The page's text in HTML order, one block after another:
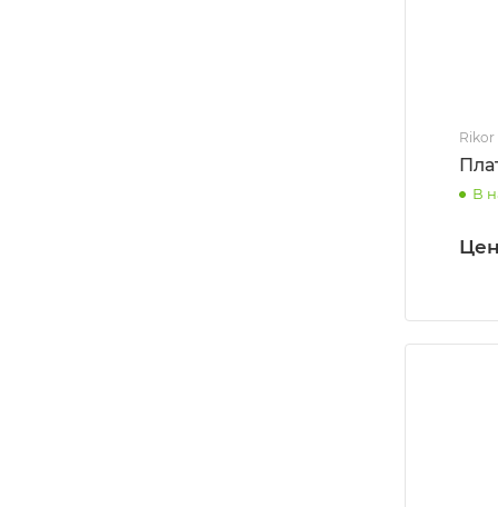
Rikor
В